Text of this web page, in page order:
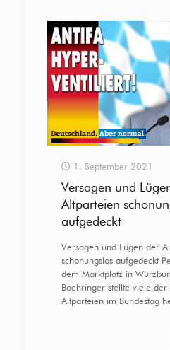
1. September 2021
Versagen und
Altparteien
aufgedeckt
Versagen und Lügen der
schonungslos aufgedeckt
dem Marktplatz in
Boehringer stellte viele
Altparteien im Bundestag